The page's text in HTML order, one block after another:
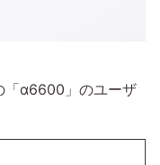
「α6600」のユーザ